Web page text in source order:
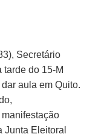
Secretário
tarde do 15-M
aula em Quito.
Junta Eleitoral